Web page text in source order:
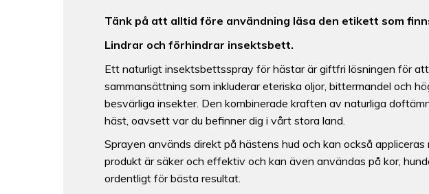
Tänk på att alltid före användning läsa den etikett som
Lindrar och förhindrar insektsbett.
Ett naturligt insektsbettsspray för hästar är giftfri lösningen för
sammansättning som inkluderar eteriska oljor, bittermandel och
besvärliga insekter. Den kombinerade kraften av naturliga
häst, oavsett var du befinner dig i vårt stora land.
Sprayen används direkt på hästens hud och kan också
produkt är säker och effektiv och kan även användas på kor,
ordentligt för bästa resultat.